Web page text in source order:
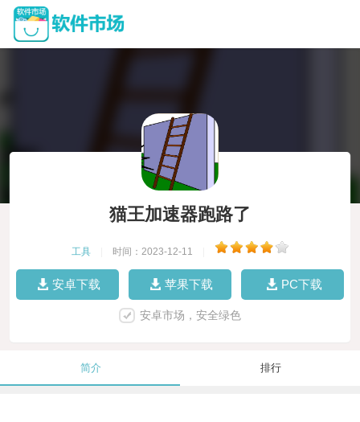
猫王加速器跑路了
工具 时间：2023-12-11
安卓下载 苹果下载 PC下载
安卓市场，安全绿色
简介 排行